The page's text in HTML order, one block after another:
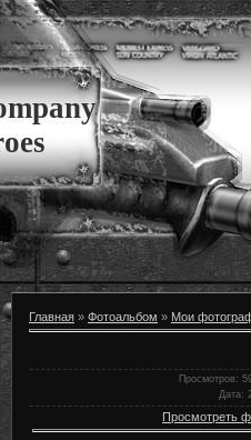
Главная » Фотоальбом » Мои
Просмотров:
Дата:
Просмотреть